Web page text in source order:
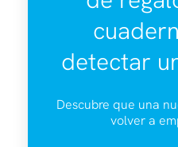
detectar
Descubre que una
volver a